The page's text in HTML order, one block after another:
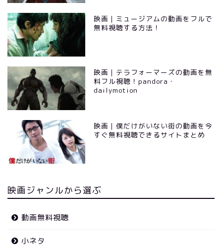
映画｜ミュージアムの動画をフルで
無料視聴する方法！
映画｜テラフォーマーズの動画を無
料フル視聴！pandora・
dailymotion
映画｜僕だけがいない街の動画を今
すぐ無料視聴できるサイトまとめ
映画ジャンルから選ぶ
動画無料視聴
小ネタ